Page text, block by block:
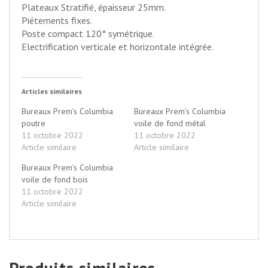
Plateaux Stratifié, épaisseur 25mm.
Piétements fixes.
Poste compact 120° symétrique.
Electrification verticale et horizontale intégrée.
Articles similaires
Bureaux Prem’s Columbia
poutre
11 octobre 2022
Article similaire
Bureaux Prem’s Columbia
voile de fond métal
11 octobre 2022
Article similaire
Bureaux Prem’s Columbia
voile de fond bois
11 octobre 2022
Article similaire